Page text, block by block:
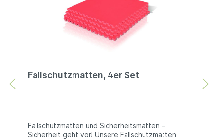
Fallschutzmatten, 4er Set
Fallschutzmatten und Sicherheitsmatten –
Sicherheit geht vor! Unsere Fallschutzmatten